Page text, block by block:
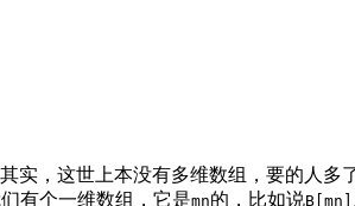
，这世上本没有多维数组，要的人多
有个一维数组，它是mn的，比如说B[mn]